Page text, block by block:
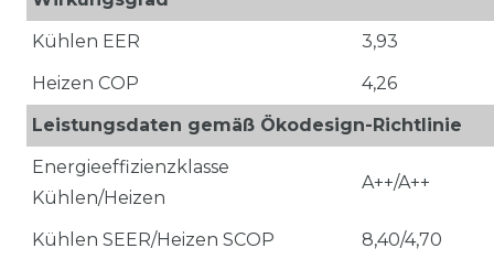
Kühlen EER
3,93
Heizen COP
4,26
Leistungsdaten gemäß Ökodesign-Richtlinie
Energieeffizienzklasse
Kühlen/Heizen
A++/A++
Kühlen SEER/Heizen SCOP
8,40/4,70